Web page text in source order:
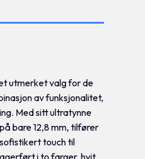
utmerket valg for de
av funksjonalitet,
Med sitt ultratynne
bare 12,8 mm, tilfører
touch til